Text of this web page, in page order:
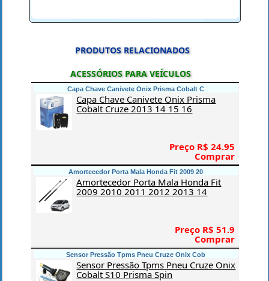
PRODUTOS RELACIONADOS
ACESSÓRIOS PARA VEÍCULOS
Capa Chave Canivete Onix Prisma Cobalt C
Capa Chave Canivete Onix Prisma
Cobalt Cruze 2013 14 15 16
Preço R$ 24.95
Comprar
Amortecedor Porta Mala Honda Fit 2009 20
Amortecedor Porta Mala Honda Fit
2009 2010 2011 2012 2013 14
Preço R$ 51.9
Comprar
Sensor Pressão Tpms Pneu Cruze Onix Cob
Sensor Pressão Tpms Pneu Cruze Onix
Cobalt S10 Prisma Spin